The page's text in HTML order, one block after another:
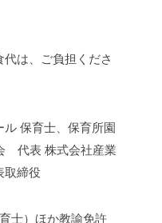
代は、ご負担くださ
ル 保育士、保育所園
代表 株式会社産業
取締役
士）ほか教諭免許